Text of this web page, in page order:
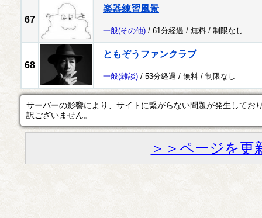
67
楽器練習風景
一般(その他) / 61分経過 / 無料 / 制限なし
68
ともぞうファンクラブ
一般(雑談) / 53分経過 / 無料 / 制限なし
サーバーの影響により、サイトに繋がらない問題が発生してお
訳ございません。
＞＞ページを更